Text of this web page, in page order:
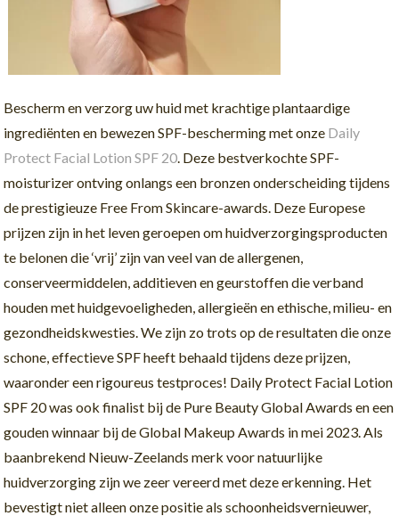
Bescherm en verzorg uw huid met krachtige plantaardige
ingrediënten en bewezen SPF-bescherming met onze Daily
Protect Facial Lotion SPF 20 . Deze bestverkochte SPF-
moisturizer ontving onlangs een bronzen onderscheiding tijdens
de prestigieuze Free From Skincare-awards. Deze Europese
prijzen zijn in het leven geroepen om huidverzorgingsproducten
te belonen die ‘vrij’ zijn van veel van de allergenen,
conserveermiddelen, additieven en geurstoffen die verband
houden met huidgevoeligheden, allergieën en ethische, milieu- en
gezondheidskwesties. We zijn zo trots op de resultaten die onze
schone, effectieve SPF heeft behaald tijdens deze prijzen,
waaronder een rigoureus testproces! Daily Protect Facial Lotion
SPF 20 was ook finalist bij de Pure Beauty Global Awards en een
gouden winnaar bij de Global Makeup Awards in mei 2023. Als
baanbrekend Nieuw-Zeelands merk voor natuurlijke
huidverzorging zijn we zeer vereerd met deze erkenning. Het
bevestigt niet alleen onze positie als schoonheidsvernieuwer,